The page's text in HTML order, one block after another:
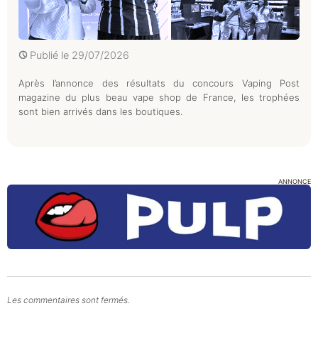
Publié le 29/07/2026
Après l’annonce des résultats du concours Vaping Post
magazine du plus beau vape shop de France, les trophées
sont bien arrivés dans les boutiques.
ANNONCE
Les commentaires sont fermés.